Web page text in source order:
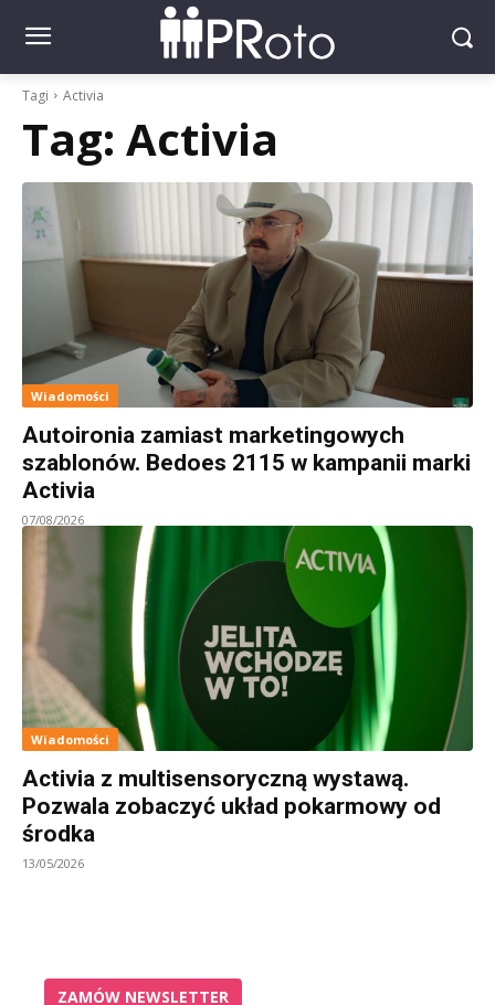
Tagi Activia
Tag: Activia
Wiadomości
Autoironia zamiast marketingowych
szablonów. Bedoes 2115 w kampanii marki
Activia
07/08/2026
Wiadomości
Activia z multisensoryczną wystawą.
Pozwala zobaczyć układ pokarmowy od
środka
13/05/2026
ZAMÓW NEWSLETTER